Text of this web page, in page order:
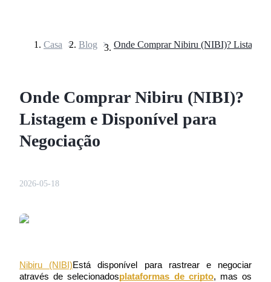
Futuros de USDT
Casa > Blog >
Onde Comprar Nibiru (NIBI)?
Listagem e Disponível para
Negociação
2026-05-18
Nibiru (NIBI)Está disponível para rastrear e negociar
através de selecionadosplataformas de cripto, mas os